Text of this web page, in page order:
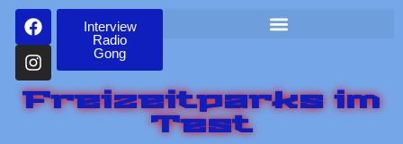
Interview
Radio
Gong
Freizeitparks im
Test